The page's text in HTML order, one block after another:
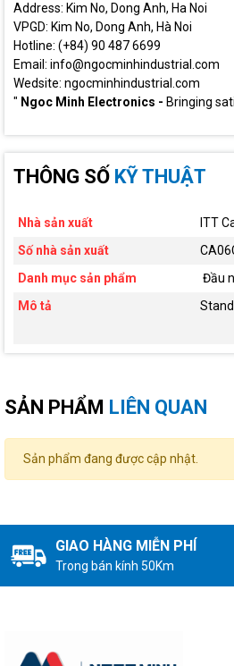
Address: Kim No, Dong Anh, Ha Noi
VPGD: Kim No, Dong Anh, Hà Noi
Hotline: (+84) 90 487 6699
Email: info@ngocminhindustrial.com
Wedsite: ngocminhindustrial.com
" Ngoc Minh Electronics - Bringing
THÔNG SỐ KỸ THUẬT
Nhà sản xuất
ITT
Số nhà sản xuất
Danh mục sản phẩm
Đầu
Mô tả
SẢN PHẨM LIÊN QUAN
Sản phẩm đang được cập nhật.
GIAO HÀNG MIỄN PHÍ
Trong bán kính 50Km